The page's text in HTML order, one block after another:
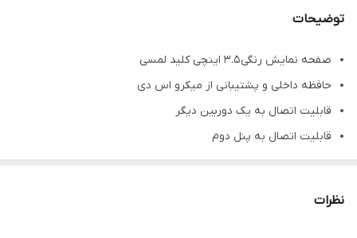
توضیحات
صفحه نمایش رنگی 3.5 اینچی کلید لمسی
حافظه داخلی و پشتیبانی از میکرو اس دی
قابلیت اتصال به یک دوربین دیگر
قابلیت اتصال به پنل دوم
نظرات